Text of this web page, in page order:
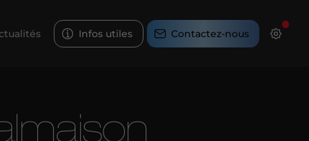
Infos utiles Contactez-nous